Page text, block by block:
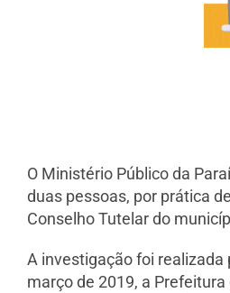
O Ministério Público da
duas pessoas, por prática
Conselho Tutelar do
A investigação foi
março de 2019, a